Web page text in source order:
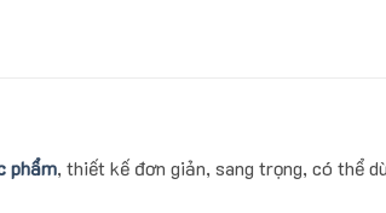
phẩm, thiết kế đơn giản, sang trọng, có thể